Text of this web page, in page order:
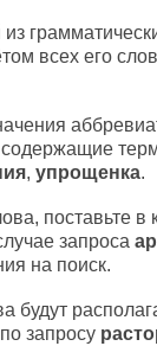
всех его
содержащие
, упрощенка.
поставьте в
запроса
на поиск.
запросу